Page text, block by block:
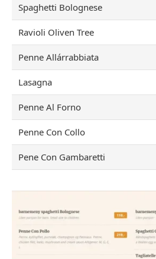
Spaghetti Bolognese
Ravioli Oliven Tree
Penne Allárrabbiata
Lasagna
Penne Al Forno
Penne Con Collo
Pene Con Gambaretti